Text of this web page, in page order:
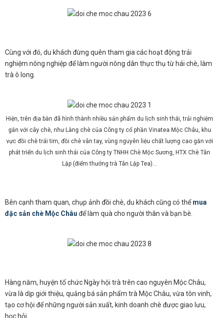
Cùng với đó, du khách đừng quên tham gia các hoạt động trải
nghiệm nông nghiệp để làm người nông dân thực thụ từ hái chè, làm
trà ô long.
Hiện, trên địa bàn đã hình thành nhiều sản phẩm du lịch sinh thái, trải nghiệm
gắn với cây chè, như Làng chè của Công ty cổ phần Vinatea Mộc Châu, khu
vực đồi chè trái tim, đồi chè vân tay, vùng nguyên liệu chất lượng cao gắn với
phát triển du lịch sinh thái của Công ty TNHH Chè Mộc Sương, HTX Chè Tân
Lập (điểm thưởng trà Tân Lập Tea)…
Bên cạnh tham quan, chụp ảnh đồi chè, du khách cũng có thểmua
đặc sản chè Mộc Châu để làm quà cho người thân và bạn bè.
Hàng năm, huyện tổ chức Ngày hội trà trên cao nguyên Mộc Châu,
vừa là dịp giới thiệu, quảng bá sản phẩm trà Mộc Châu, vừa tôn vinh,
tạo cơ hội để những người sản xuất, kinh doanh chè được giao lưu,
học hỏi.